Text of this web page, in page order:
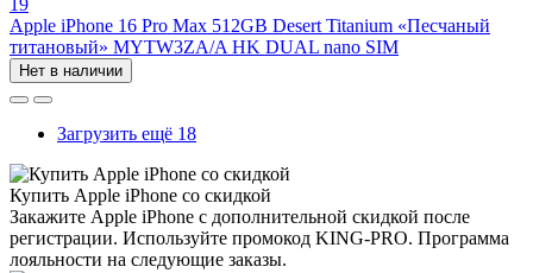
Apple iPhone 16 Pro Max 512GB Desert Titanium «Песчаный
титановый» MYTW3ZA/A HK DUAL nano SIM
Нет в наличии
Загрузить ещё 18
Купить Apple iPhone со скидкой
Закажите Apple iPhone с дополнительной скидкой после
регистрации. Используйте промокод KING-PRO. Программа
лояльности на следующие заказы.